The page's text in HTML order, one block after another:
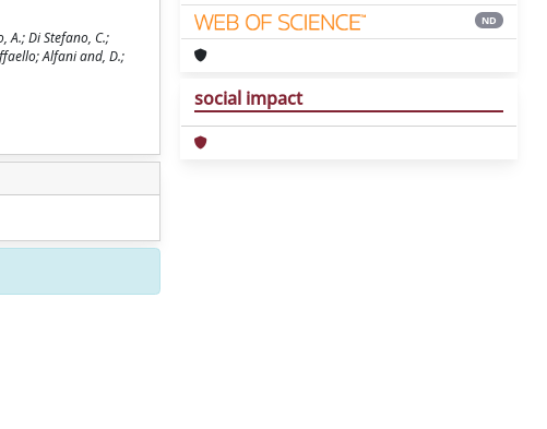
A.; Di Stefano, C.;
Alfani and, D.;
ND
social impact